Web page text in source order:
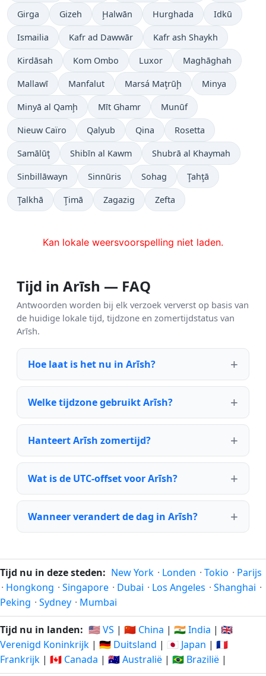
Girga Gizeh Ḩalwān Hurghada Idkū
Ismailia Kafr ad Dawwār Kafr ash Shaykh
Kirdāsah Kom Ombo Luxor Maghāghah
Mallawī Manfalut Marsá Maţrūḩ Minya
Minyā al Qamḩ Mīt Ghamr Munūf
Nieuw Caïro Qalyub Qina Rosetta
Samālūţ Shibīn al Kawm Shubrā al Khaymah
Sinbillāwayn Sinnūris Sohag Ţahţā
Ţalkhā Ţimā Zagazig Zefta
Kan lokale weersvoorspelling niet laden.
Tijd in Arīsh — FAQ
Antwoorden worden bij elk verzoek ververst op basis van
de huidige lokale tijd, tijdzone en zomertijdstatus van
Arīsh.
Hoe laat is het nu in Arīsh?
Welke tijdzone gebruikt Arīsh?
Hanteert Arīsh zomertijd?
Wat is de UTC-offset voor Arīsh?
Wanneer verandert de dag in Arīsh?
Tijd nu in deze steden: New York · Londen · Tokio · Parijs
· Hongkong · Singapore · Dubai · Los Angeles · Shanghai ·
Peking · Sydney · Mumbai
Tijd nu in landen: 🇺🇸 VS | 🇨🇳 China | 🇮🇳 India | 🇬🇧
Verenigd Koninkrijk | 🇩🇪 Duitsland | 🇯🇵 Japan | 🇫🇷
Frankrijk | 🇨🇦 Canada | 🇦🇺 Australië | 🇧🇷 Brazilië |